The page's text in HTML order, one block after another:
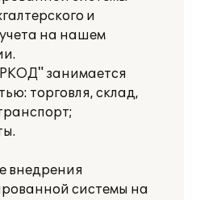
и
на нашем
занимается
торговля, склад,
внедрения
системы на